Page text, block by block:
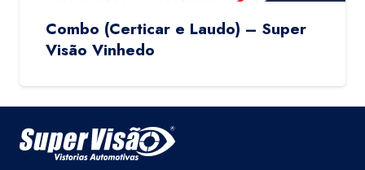
Combo (Certicar e Laudo) – Super
Visão Vinhedo